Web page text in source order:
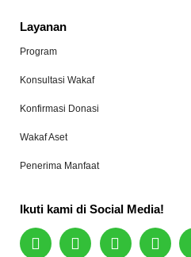
Layanan
Program
Konsultasi Wakaf
Konfirmasi Donasi
Wakaf Aset
Penerima Manfaat
Ikuti kami di Social Media!